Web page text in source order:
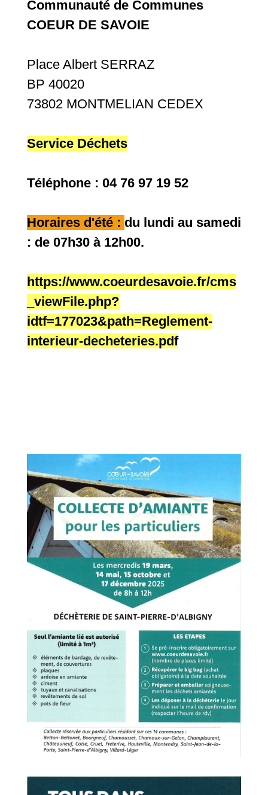
Communauté de Communes
COEUR DE SAVOIE
Place Albert SERRAZ
BP 40020
73802 MONTMELIAN CEDEX
Service Déchets
Téléphone : 04 76 97 19 52
Horaires d'été : du lundi au samedi
: de 07h30 à 12h00.
https://www.coeurdesavoie.fr/cms
_viewFile.php?
idtf=177023&path=Reglement-
interieur-decheteries.pdf